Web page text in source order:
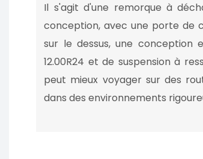
Il s'agit d'une remorque à
conception, avec une porte de
sur le dessus, une conception
12.00R24 et de suspension à
peut mieux voyager sur des
dans des environnements